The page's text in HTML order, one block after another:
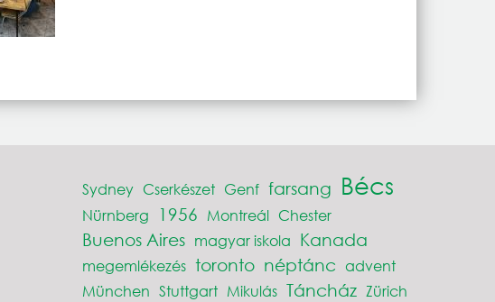
Sydney Cserkészet Genf farsang Bécs
Nürnberg 1956 Montreál Chester
Buenos Aires magyar iskola Kanada
megemlékezés toronto néptánc advent
München Stuttgart Mikulás Táncház Zürich